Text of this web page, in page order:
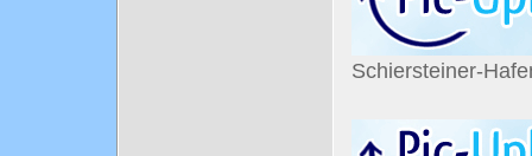
Schiersteiner-